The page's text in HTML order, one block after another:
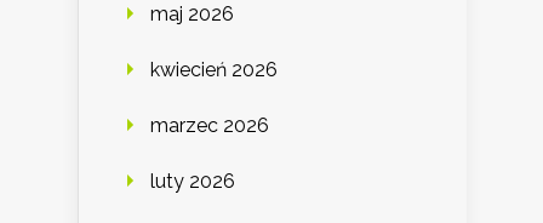
maj 2026
kwiecień 2026
marzec 2026
luty 2026